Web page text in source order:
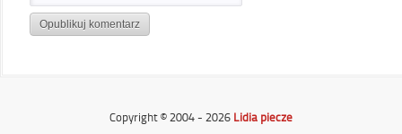
Copyright © 2004 - 2026 Lidia piecze